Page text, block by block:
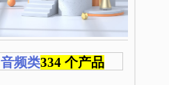
音频类334 个产品